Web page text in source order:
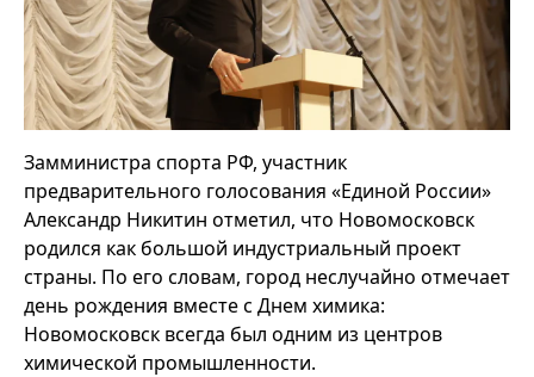
Замминистра спорта РФ, участник
предварительного голосования «Единой России»
Александр Никитин отметил, что Новомосковск
родился как большой индустриальный проект
страны. По его словам, город неслучайно отмечает
день рождения вместе с Днем химика:
Новомосковск всегда был одним из центров
химической промышленности.